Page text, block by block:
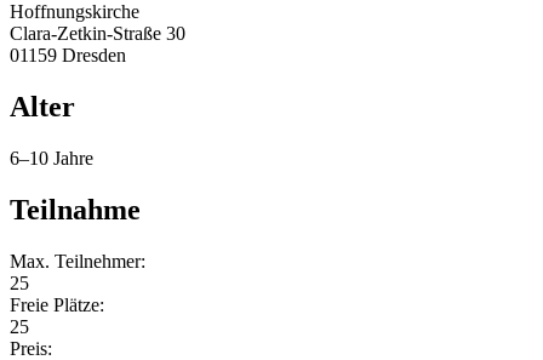
Hoffnungskirche
Clara-Zetkin-Straße 30
01159 Dresden
Alter
6–10 Jahre
Teilnahme
Max. Teilnehmer:
25
Freie Plätze:
25
Preis: